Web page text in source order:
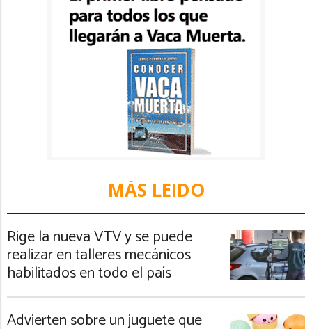
MÁS LEIDO
Rige la nueva VTV y se puede
realizar en talleres mecánicos
habilitados en todo el país
Advierten sobre un juguete que